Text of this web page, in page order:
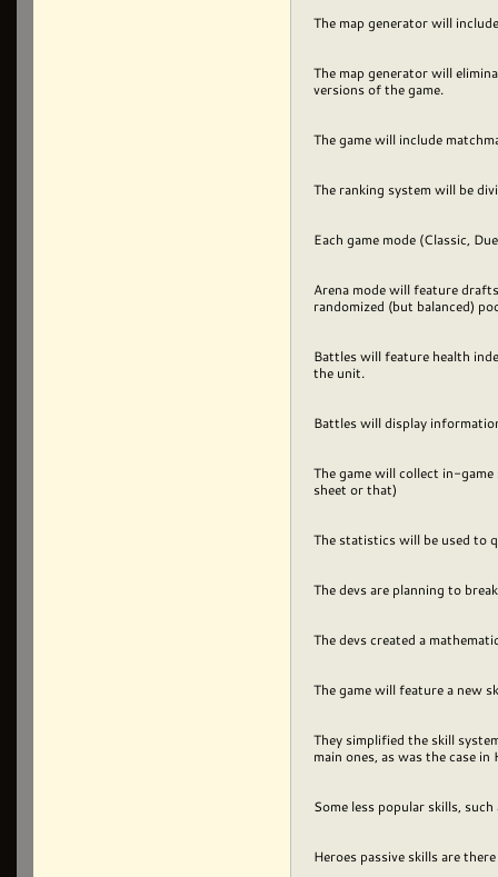
The map generator will
The map generator will
versions of the game.
The game will include
The ranking system will be
Each game mode (Classic,
Arena mode will feature
randomized (but balanced)
Battles will feature health
the unit.
Battles will display
The game will collect in-
sheet or that)
The statistics will be used to
The devs are planning to
The devs created a
The game will feature a new
They simplified the skill
main ones, as was the case
Some less popular skills,
Heroes passive skills are